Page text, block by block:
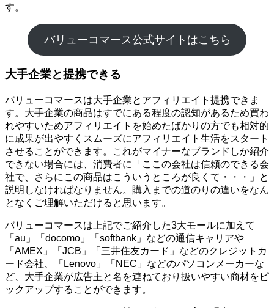
す。
バリューコマース公式サイトはこちら
大手企業と提携できる
バリューコマースは大手企業とアフィリエイト提携できま
す。大手企業の商品はすでにある程度の認知があるため買わ
れやすいためアフィリエイトを始めたばかりの方でも相対的
に成果が出やすくスムーズにアフィリエイト生活をスタート
させることができます。これがマイナーなブランドしか紹介
できない場合には、消費者に「ここの会社は信頼のできる会
社で、さらにこの商品はこういうところが良くて・・・」と
説明しなければなりません。購入までの道のりの違いをなん
となくご理解いただけると思います。
バリューコマースは上記でご紹介した3大モールに加えて
「au」「docomo」「softbank」などの通信キャリアや
「AMEX」「JCB」「三井住友カード」などのクレジットカ
ード会社、「Lenovo」「NEC」などのパソコンメーカーな
ど、大手企業が広告主と名を連ねており扱いやすい商材をピ
ックアップすることができます。